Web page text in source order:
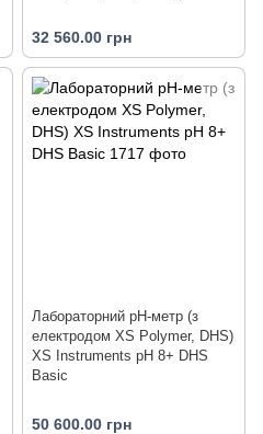
32 560.00 грн
Лабораторний pH-метр (з
електродом XS Polymer, DHS)
XS Instruments pH 8+ DHS
Basic
50 600.00 грн